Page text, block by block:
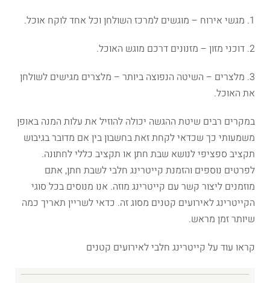
1. מגשי אירוח – מוגשים למרכז השולחן וכל אחד לוקח אוכל.
2. דוכני מזון – מזנונים דרכם מוגש האוכל.
3. מלצרים – השיטה הנפוצה ביותר – מלצרים מגישים לשולחן
את האוכל.
במקרים רבים שיטת ההגשה יכולה להוזיל את עלות המנה באופן
משמעותי כך שכדאי לקחת זאת בחשבון בין אם מדובר בגיבוש
תקציב ספציפי לנושא שבת חתן או תקציב כללי לחתונה.
לפרטים נוספים והזמנת קייטרינג חלבי לשבת חתן, אתם
מוזמנים ליצור קשר עם קייטרינג מוזה. אנו מנוסים בכל סוגי
הקייטרינג לאירועים קטנים מסוג זה. כדאי לשריין תאריך כמה
שיותר זמן מראש.
קראו עוד על קייטרינג חלבי לאירועים קטנים